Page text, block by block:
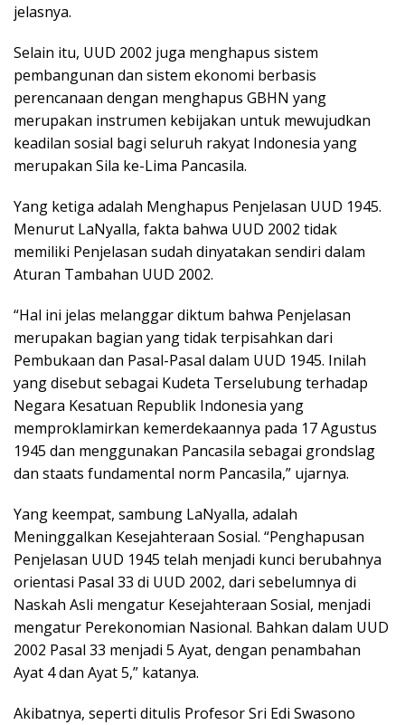
jelasnya.
Selain itu, UUD 2002 juga menghapus sistem
pembangunan dan sistem ekonomi berbasis
perencanaan dengan menghapus GBHN yang
merupakan instrumen kebijakan untuk mewujudkan
keadilan sosial bagi seluruh rakyat Indonesia yang
merupakan Sila ke-Lima Pancasila.
Yang ketiga adalah Menghapus Penjelasan UUD 1945.
Menurut LaNyalla, fakta bahwa UUD 2002 tidak
memiliki Penjelasan sudah dinyatakan sendiri dalam
Aturan Tambahan UUD 2002.
“Hal ini jelas melanggar diktum bahwa Penjelasan
merupakan bagian yang tidak terpisahkan dari
Pembukaan dan Pasal-Pasal dalam UUD 1945. Inilah
yang disebut sebagai Kudeta Terselubung terhadap
Negara Kesatuan Republik Indonesia yang
memproklamirkan kemerdekaannya pada 17 Agustus
1945 dan menggunakan Pancasila sebagai grondslag
dan staats fundamental norm Pancasila,” ujarnya.
Yang keempat, sambung LaNyalla, adalah
Meninggalkan Kesejahteraan Sosial. “Penghapusan
Penjelasan UUD 1945 telah menjadi kunci berubahnya
orientasi Pasal 33 di UUD 2002, dari sebelumnya di
Naskah Asli mengatur Kesejahteraan Sosial, menjadi
mengatur Perekonomian Nasional. Bahkan dalam UUD
2002 Pasal 33 menjadi 5 Ayat, dengan penambahan
Ayat 4 dan Ayat 5,” katanya.
Akibatnya, seperti ditulis Profesor Sri Edi Swasono